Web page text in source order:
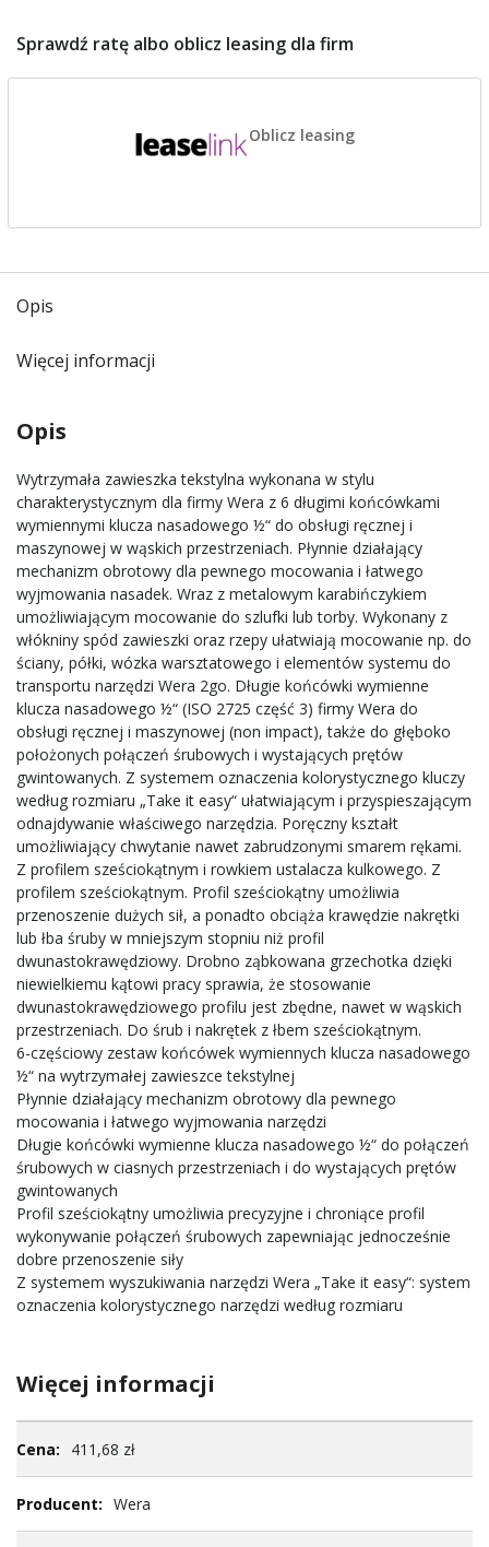
Sprawdź ratę albo oblicz leasing dla firm
Oblicz leasing
Opis
Więcej informacji
Opis
Wytrzymała zawieszka tekstylna wykonana w stylu
charakterystycznym dla firmy Wera z 6 długimi końcówkami
wymiennymi klucza nasadowego ½“ do obsługi ręcznej i
maszynowej w wąskich przestrzeniach. Płynnie działający
mechanizm obrotowy dla pewnego mocowania i łatwego
wyjmowania nasadek. Wraz z metalowym karabińczykiem
umożliwiającym mocowanie do szlufki lub torby. Wykonany z
włókniny spód zawieszki oraz rzepy ułatwiają mocowanie np. do
ściany, półki, wózka warsztatowego i elementów systemu do
transportu narzędzi Wera 2go. Długie końcówki wymienne
klucza nasadowego ½“ (ISO 2725 część 3) firmy Wera do
obsługi ręcznej i maszynowej (non impact), także do głęboko
położonych połączeń śrubowych i wystających prętów
gwintowanych. Z systemem oznaczenia kolorystycznego kluczy
według rozmiaru „Take it easy“ ułatwiającym i przyspieszającym
odnajdywanie właściwego narzędzia. Poręczny kształt
umożliwiający chwytanie nawet zabrudzonymi smarem rękami.
Z profilem sześciokątnym i rowkiem ustalacza kulkowego. Z
profilem sześciokątnym. Profil sześciokątny umożliwia
przenoszenie dużych sił, a ponadto obciąża krawędzie nakrętki
lub łba śruby w mniejszym stopniu niż profil
dwunastokrawędziowy. Drobno ząbkowana grzechotka dzięki
niewielkiemu kątowi pracy sprawia, że stosowanie
dwunastokrawędziowego profilu jest zbędne, nawet w wąskich
przestrzeniach. Do śrub i nakrętek z łbem sześciokątnym.
6-częściowy zestaw końcówek wymiennych klucza nasadowego
½“ na wytrzymałej zawieszce tekstylnej
Płynnie działający mechanizm obrotowy dla pewnego
mocowania i łatwego wyjmowania narzędzi
Długie końcówki wymienne klucza nasadowego ½“ do połączeń
śrubowych w ciasnych przestrzeniach i do wystających prętów
gwintowanych
Profil sześciokątny umożliwia precyzyjne i chroniące profil
wykonywanie połączeń śrubowych zapewniając jednocześnie
dobre przenoszenie siły
Z systemem wyszukiwania narzędzi Wera „Take it easy“: system
oznaczenia kolorystycznego narzędzi według rozmiaru
Więcej informacji
informacji411,68 zł
Wera